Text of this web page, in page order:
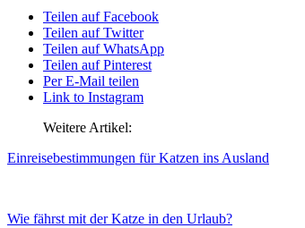
Teilen auf Facebook
Teilen auf Twitter
Teilen auf WhatsApp
Teilen auf Pinterest
Per E-Mail teilen
Link to Instagram
Weitere Artikel:
Einreisebestimmungen für Katzen ins Ausland
Wie fährst mit der Katze in den Urlaub?